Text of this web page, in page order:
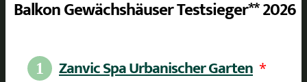
Balkon Gewächshäuser Testsieger** 2026
1 Zanvic Spa Urbanischer Garten *